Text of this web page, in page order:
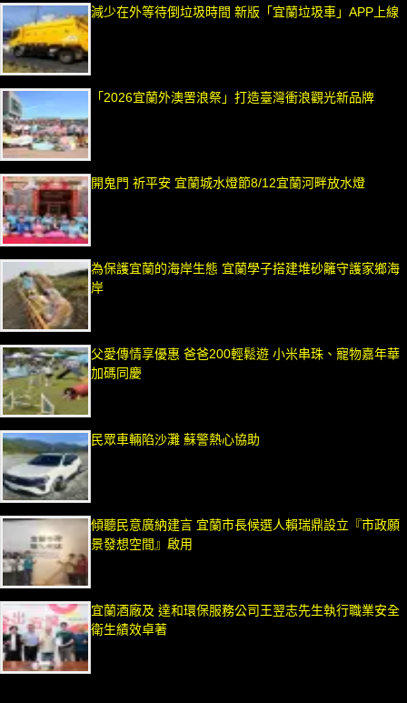
減少在外等待倒垃圾時間 新版「宜蘭垃圾車」APP上線
「2026宜蘭外澳罟浪祭」打造臺灣衝浪觀光新品牌
開鬼門 祈平安 宜蘭城水燈節8/12宜蘭河畔放水燈
為保護宜蘭的海岸生態 宜蘭學子搭建堆砂籬守護家鄉海
岸
父愛傳情享優惠 爸爸200輕鬆遊 小米串珠、寵物嘉年華
加碼同慶
民眾車輛陷沙灘 蘇警熱心協助
傾聽民意廣納建言 宜蘭市長候選人賴瑞鼎設立『市政願
景發想空間』啟用
宜蘭酒廠及 達和環保服務公司王翌志先生執行職業安全
衛生績效卓著